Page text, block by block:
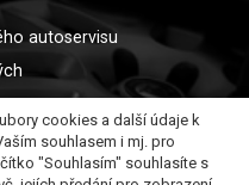
autoservisu
cookies a další údaje k
souhlasem i mj. pro
"Souhlasím" souhlasíte s